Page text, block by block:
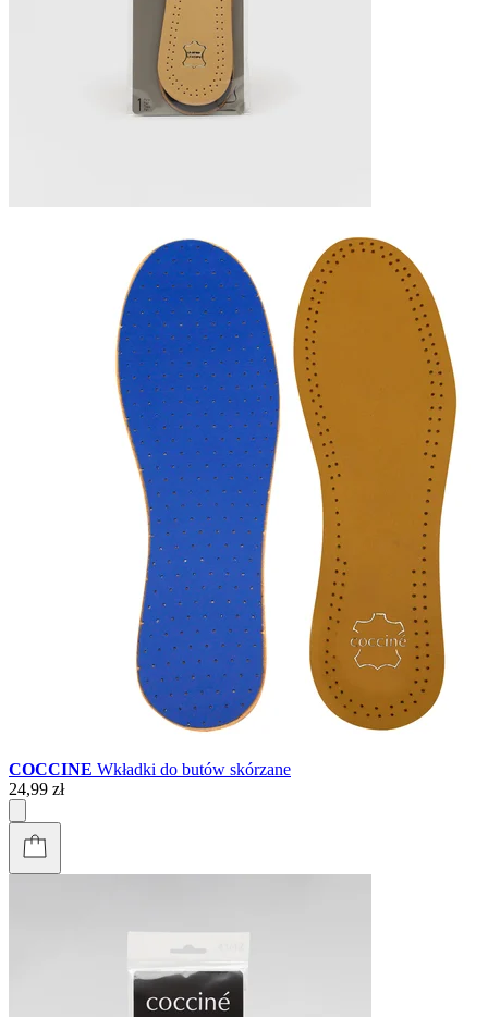
COCCINE Wkładki do butów skórzane
24,99 zł